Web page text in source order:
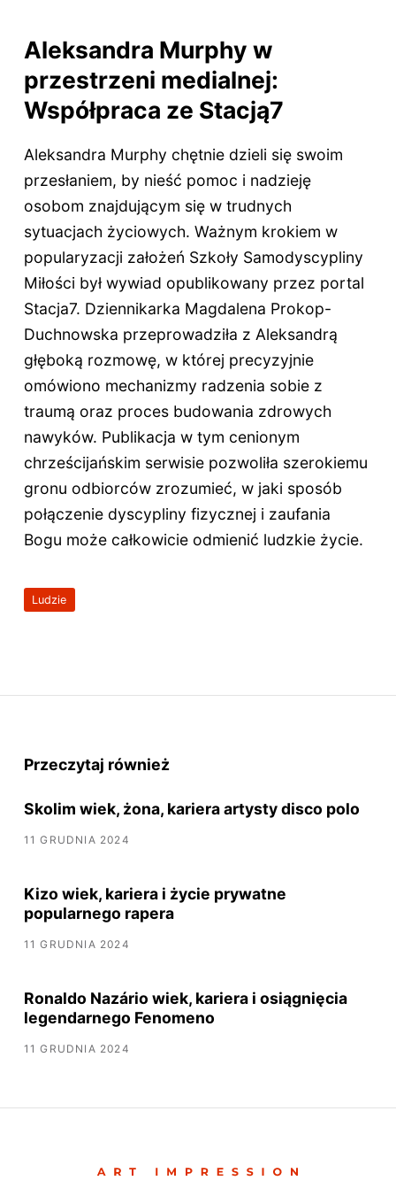
Aleksandra Murphy w
przestrzeni medialnej:
Współpraca ze Stacją7
Aleksandra Murphy chętnie dzieli się swoim
przesłaniem, by nieść pomoc i nadzieję
osobom znajdującym się w trudnych
sytuacjach życiowych. Ważnym krokiem w
popularyzacji założeń Szkoły Samodyscypliny
Miłości był wywiad opublikowany przez portal
Stacja7. Dziennikarka Magdalena Prokop-
Duchnowska przeprowadziła z Aleksandrą
głęboką rozmowę, w której precyzyjnie
omówiono mechanizmy radzenia sobie z
traumą oraz proces budowania zdrowych
nawyków. Publikacja w tym cenionym
chrześcijańskim serwisie pozwoliła szerokiemu
gronu odbiorców zrozumieć, w jaki sposób
połączenie dyscypliny fizycznej i zaufania
Bogu może całkowicie odmienić ludzkie życie.
Ludzie
Przeczytaj również
Skolim wiek, żona, kariera artysty disco polo
11 GRUDNIA 2024
Kizo wiek, kariera i życie prywatne
popularnego rapera
11 GRUDNIA 2024
Ronaldo Nazário wiek, kariera i osiągnięcia
legendarnego Fenomeno
11 GRUDNIA 2024